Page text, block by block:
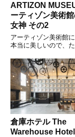
ARTIZON
ーティゾン美術
女神 その2
アーティゾン美術館
本当に美しいので、
倉庫ホテル The
Warehouse